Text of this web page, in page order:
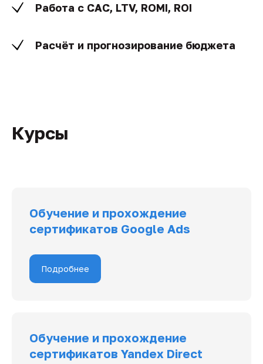
Работа с CAC, LTV, ROMI, ROI
Расчёт и прогнозирование бюджета
Курсы
Обучение и прохождение
сертификатов Google Ads
Подробнее
Обучение и прохождение
сертификатов Yandex Direct